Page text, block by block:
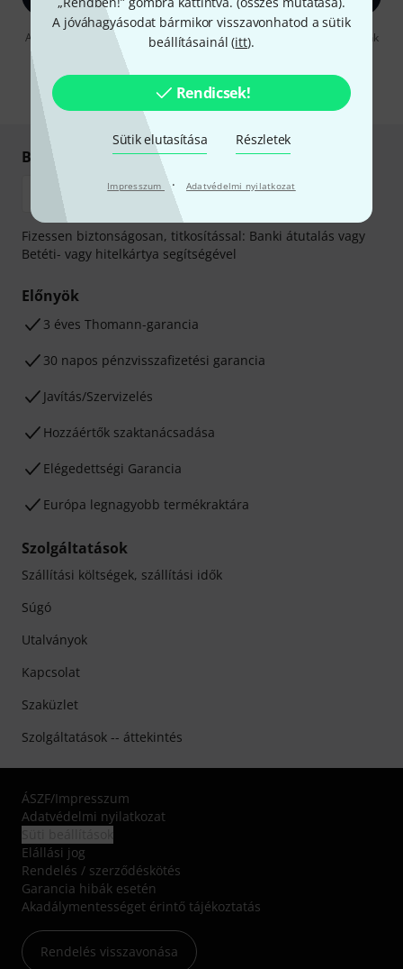
A jóváhagyásodat bármikor visszavonhatod a sütik
beállításainál (itt).
Rendicsek!
Sütik elutasítása Részletek
Impresszum · Adatvédelmi nyilatkozat
A "Bejelentkezés" gombra kattintva elfogadja, hogy e-mailben küldjünk
önnek hirdetéseket. Bármikor leiratkozhat erről. A hírlevélről további
információkat az
* Kitöltés kötelező
Biztonságos vásárlás és fizetés
Fizessen biztonságosan, titkosítással: Banki átutalás vagy
Betéti- vagy hitelkártya segítségével
Előnyök
3 éves Thomann-garancia
30 napos pénzvisszafizetési garancia
Javítás/Szervizelés
Hozzáértők szaktanácsadása
Elégedettségi Garancia
Európa legnagyobb termékraktára
Szolgáltatások
Szállítási költségek, szállítási idők
Súgó
Utalványok
Kapcsolat
Szaküzlet
Szolgáltatások -- áttekintés
ÁSZF/Impresszum
Adatvédelmi nyilatkozat
Elállási jog
Rendelés / szerződéskötés
Garancia hibák esetén
Akadálymentességet érintő tájékoztatás
Rendelés visszavonása